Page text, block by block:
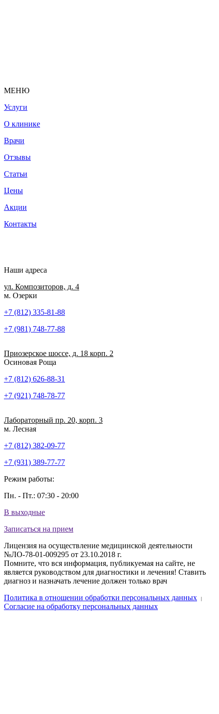
МЕНЮ
Услуги
О клинике
Врачи
Отзывы
Статьи
Цены
Акции
Контакты
Наши адреса
ул. Композиторов, д. 4
м. Озерки
+7 (812) 335-81-88
+7 (981) 748-77-88
Приозерское шоссе, д. 18 корп. 2
Осиновая Роща
+7 (812) 626-88-31
+7 (921) 748-78-77
Лабораторный пр. 20, корп. 3
м. Лесная
+7 (812) 382-09-77
+7 (931) 389-77-77
Режим работы:
Пн. - Пт.: 07:30 - 20:00
В выходные
Записаться на прием
Лицензия на осуществление медицинской деятельности
№ЛО-78-01-009295 от 23.10.2018 г.
Помните, что вся информация, публикуемая на сайте, не
является руководством для диагностики и лечения! Ставить
диагноз и назначать лечение должен только врач
Политика в отношении обработки персональных данных
|
Согласие на обработку персональных данных